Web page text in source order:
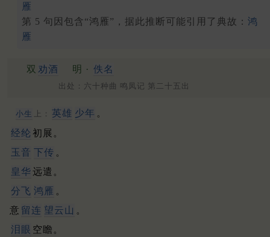
雁
第 5 句因包含“鸿雁”，据此推断可能引用了典故： 鸿
雁
双 劝酒 明 · 佚名
出处：六十种曲 鸣凤记 第二十五出
小生 上： 英雄 少年 。
经纶 初展。
玉音 下传 。
皇华远遣。
分飞 鸿雁 。
意 留连 望云山 。
泪眼 空瞻。